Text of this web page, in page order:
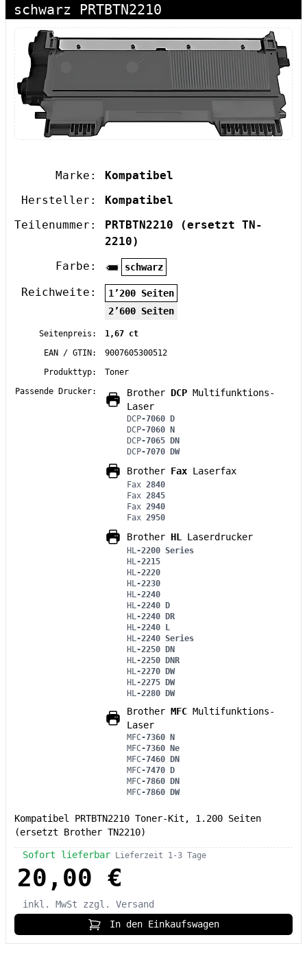
schwarz PRTBTN2210
Marke:
Kompatibel
Hersteller:
Kompatibel
Teilenummer:
PRTBTN2210
(ersetzt TN-
2210)
Farbe:
schwarz
Reichweite:
1’200 Seiten
2’600 Seiten
Seitenpreis:
1,67 ct
EAN / GTIN:
9007605300512
Produkttyp:
Toner
Passende Drucker:
Brother DCP Multifunktions-
Laser
DCP-7060 D
DCP-7060 N
DCP-7065 DN
DCP-7070 DW
Brother Fax Laserfax
Fax 2840
Fax 2845
Fax 2940
Fax 2950
Brother HL Laserdrucker
HL-2200 Series
HL-2215
HL-2220
HL-2230
HL-2240
HL-2240 D
HL-2240 DR
HL-2240 L
HL-2240 Series
HL-2250 DN
HL-2250 DNR
HL-2270 DW
HL-2275 DW
HL-2280 DW
Brother MFC Multifunktions-
Laser
MFC-7360 N
MFC-7360 Ne
MFC-7460 DN
MFC-7470 D
MFC-7860 DN
MFC-7860 DW
Kompatibel PRTBTN2210 Toner-Kit, 1.200 Seiten
(ersetzt Brother TN2210)
Sofort lieferbar Lieferzeit 1-3 Tage
20,00 €
inkl. MwSt
zzgl. Versand
In den Einkaufswagen